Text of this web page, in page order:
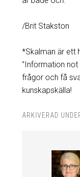
/Brit Stakston
*Skalman är ett
”Information not
frågor och få
kunskapskälla!
ARKIVERAD